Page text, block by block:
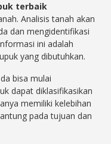
terbaik
Analisis tanah akan
dan mengidentifikasi
ini adalah
yang dibutuhkan.
bisa mulai
dapat diklasifikasikan
memiliki kelebihan
pada tujuan dan